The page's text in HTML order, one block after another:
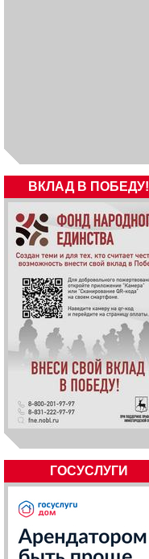
ВКЛАД В ПОБЕДУ!
ГОСУСЛУГИ